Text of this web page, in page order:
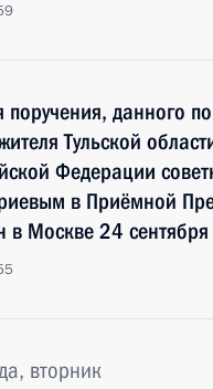
поручения, данного
Тульской
Федерации
в Приёмной
в Москве 24
вторник